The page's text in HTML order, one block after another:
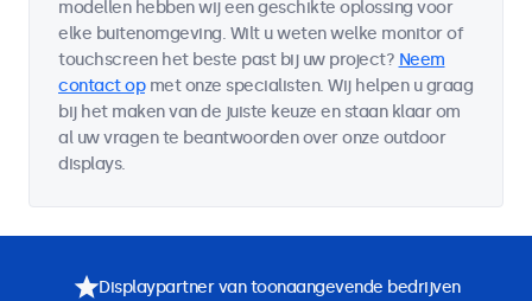
modellen hebben wij een geschikte oplossing voor
elke buitenomgeving. Wilt u weten welke monitor of
touchscreen het beste past bij uw project? Neem
contact opmet onze specialisten. Wij helpen u graag
bij het maken van de juiste keuze en staan klaar om
al uw vragen te beantwoorden over onze outdoor
displays.
Displaypartner van toonaangevende bedrijven